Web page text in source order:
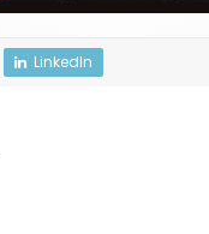
LinkedIn